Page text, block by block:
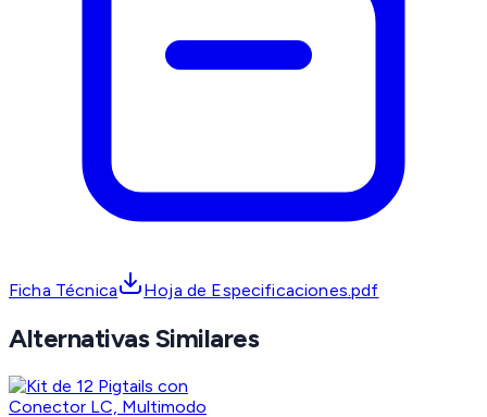
Ficha Técnica Hoja de Especificaciones.pdf
Alternativas Similares